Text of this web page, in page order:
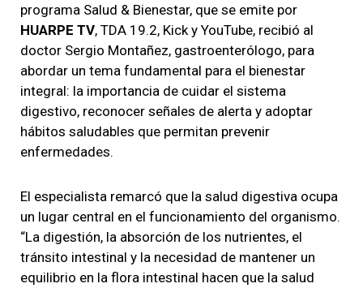
programa Salud & Bienestar, que se emite por
HUARPE TV, TDA 19.2, Kick y YouTube, recibió al
doctor Sergio Montañez, gastroenterólogo, para
abordar un tema fundamental para el bienestar
integral: la importancia de cuidar el sistema
digestivo, reconocer señales de alerta y adoptar
hábitos saludables que permitan prevenir
enfermedades.
El especialista remarcó que la salud digestiva ocupa
un lugar central en el funcionamiento del organismo.
“La digestión, la absorción de los nutrientes, el
tránsito intestinal y la necesidad de mantener un
equilibrio en la flora intestinal hacen que la salud